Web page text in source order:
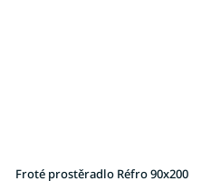
Froté prostěradlo Réfro 90x200